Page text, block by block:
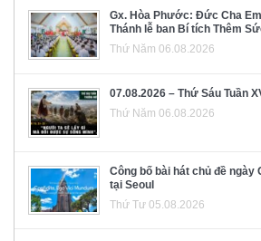
Gx. Hòa Phước: Đức Cha
Thánh lễ ban Bí tích Thêm
Thứ Năm 06.08.2026
07.08.2026 – Thứ Sáu Tuần
Thứ Năm 06.08.2026
Công bố bài hát chủ đề ngày
tại Seoul
Thứ Tư 05.08.2026